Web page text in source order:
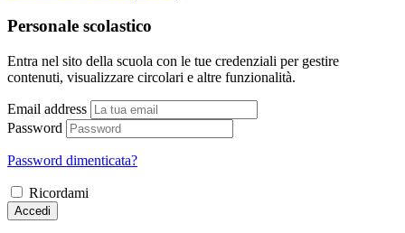
Personale scolastico
Entra nel sito della scuola con le tue credenziali per gestire
contenuti, visualizzare circolari e altre funzionalità.
Email address
Password
Password dimenticata?
Ricordami
Accedi